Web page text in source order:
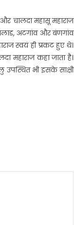
चालदा महासू महाराज
अटगांव और बंणगांव
स्वयं ही प्रकट हुए थे।
महाराज कहा जाता है।
उपस्थित भी इसके साक्षी